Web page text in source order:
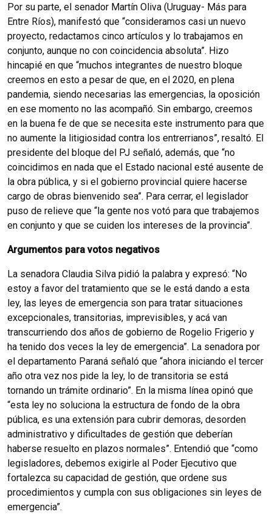
Por su parte, el senador Martín Oliva (Uruguay- Más para
Entre Ríos), manifestó que “consideramos casi un nuevo
proyecto, redactamos cinco artículos y lo trabajamos en
conjunto, aunque no con coincidencia absoluta”. Hizo
hincapié en que “muchos integrantes de nuestro bloque
creemos en esto a pesar de que, en el 2020, en plena
pandemia, siendo necesarias las emergencias, la oposición
en ese momento no las acompañó. Sin embargo, creemos
en la buena fe de que se necesita este instrumento para que
no aumente la litigiosidad contra los entrerrianos”, resaltó. El
presidente del bloque del PJ señaló, además, que “no
coincidimos en nada que el Estado nacional esté ausente de
la obra pública, y si el gobierno provincial quiere hacerse
cargo de obras bienvenido sea”. Para cerrar, el legislador
puso de relieve que “la gente nos votó para que trabajemos
en conjunto y que se cuiden los intereses de la provincia”.
Argumentos para votos negativos
La senadora Claudia Silva pidió la palabra y expresó: “No
estoy a favor del tratamiento que se le está dando a esta
ley, las leyes de emergencia son para tratar situaciones
excepcionales, transitorias, imprevisibles, y acá van
transcurriendo dos años de gobierno de Rogelio Frigerio y
ha tenido dos veces la ley de emergencia”. La senadora por
el departamento Paraná señaló que “ahora iniciando el tercer
año otra vez nos pide la ley, lo de transitoria se está
tornando un trámite ordinario”. En la misma línea opinó que
“esta ley no soluciona la estructura de fondo de la obra
pública, es una extensión para cubrir demoras, desorden
administrativo y dificultades de gestión que deberían
haberse resuelto en plazos normales”. Entendió que “como
legisladores, debemos exigirle al Poder Ejecutivo que
fortalezca su capacidad de gestión, que ordene sus
procedimientos y cumpla con sus obligaciones sin leyes de
emergencia”.